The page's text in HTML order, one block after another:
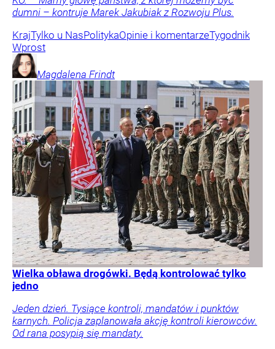
dumni – kontruje Marek Jakubiak z Rozwoju Plus.
KrajTylko u NasPolitykaOpinie i komentarzeTygodnik
Wprost
Magdalena Frindt
Wielka obława drogówki. Będą kontrolować tylko
jedno
Jeden dzień. Tysiące kontroli, mandatów i punktów
karnych. Policja zaplanowała akcję kontroli kierowców.
Od rana posypią się mandaty.